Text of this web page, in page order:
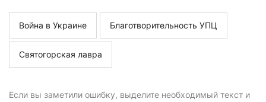
Война в Украине Благотворительность УПЦ
Святогорская лавра
Если вы заметили ошибку, выделите необходимый текст и